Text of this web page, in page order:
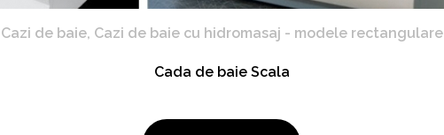
Cazi de baie, Cazi de baie cu hidromasaj - modele rectangulare
Cada de baie Scala